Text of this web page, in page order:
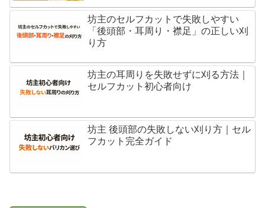
坊主のセルフカットで失敗しやすい
「後頭部・耳周り・襟足」の正しい刈
り方
坊主の耳周りを失敗せずに刈る方法｜
セルフカット初心者向け
坊主 後頭部の失敗しない刈り方｜セル
フカット完全ガイド